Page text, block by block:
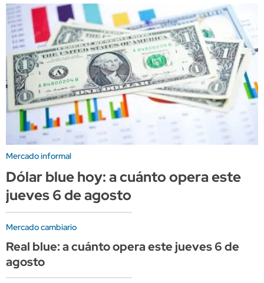
Mercado informal
Dólar blue hoy: a cuánto opera este
jueves 6 de agosto
Mercado cambiario
Real blue: a cuánto opera este jueves 6 de
agosto